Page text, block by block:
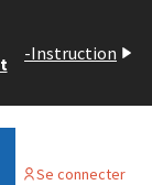
-Instruction
Se connecter